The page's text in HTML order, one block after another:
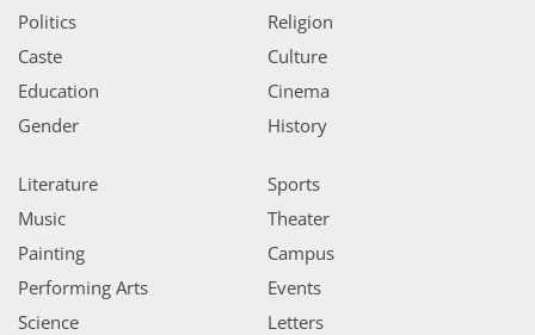
Politics
Caste
Education
Gender
Religion
Culture
Cinema
History
Literature
Music
Painting
Performing Arts
Science
Sports
Theater
Campus
Events
Letters